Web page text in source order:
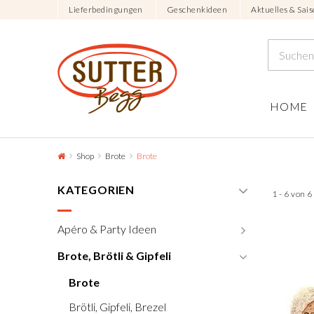
Lieferbedingungen Geschenkideen Aktuelles &
HOME
Shop Brote Brote
KATEGORIEN
Apéro & Party Ideen
Brote, Brötli & Gipfeli
Brote
Brötli, Gipfeli, Brezel
1 - 6 von